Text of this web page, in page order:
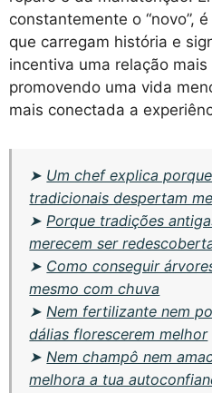
constantemente o “novo”,
que carregam história e
incentiva uma relação
promovendo uma vida
mais conectada a
➤ Um chef explica
tradicionais despertam
➤Porque tradições
merecem ser
➤ Como conseguir
mesmo com chuva
➤Nem fertilizante nem
dálias florescerem melhor
➤Nem champô nem
melhora a tua